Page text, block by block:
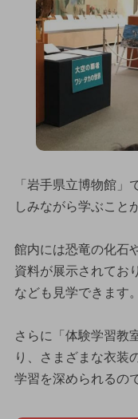
「岩手県立博物館」
しみながら学ぶこと
館内には恐竜の化石
資料が展示されてお
なども見学できます。
さらに「体験学習教
り、さまざまな衣装
学習を深められるの